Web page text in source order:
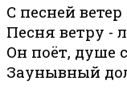
С песней
Песня ветру -
Он поёт, душе
Заунывный